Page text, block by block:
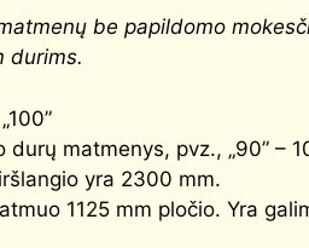
be papildomo
durims.
matmenys, pvz., „90” –
yra 2300 mm.
1125 mm pločio. Yra